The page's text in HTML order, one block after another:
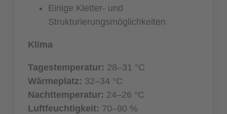
Einige Kletter- und
Strukturierungsmöglichkeiten
Klima
Tagestemperatur: 28–31 °C
Wärmeplatz: 32–34 °C
Nachttemperatur: 24–26 °C
Luftfeuchtigkeit: 70–90 %